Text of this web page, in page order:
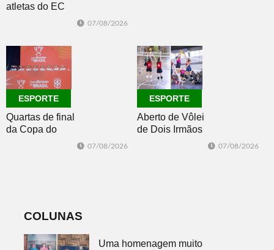
atletas do EC
Master 65+
07/08/2026
ESPORTE
Quartas de final
da Copa do
Brasil 2026: veja
07/08/2026
ESPORTE
Aberto de Vôlei
de Dois Irmãos
07/08/2026
COLUNAS
Uma homenagem muito